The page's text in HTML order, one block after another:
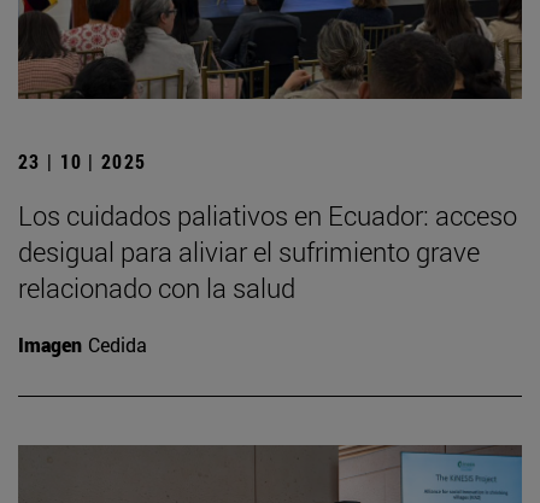
23 | 10 | 2025
Los cuidados paliativos en Ecuador: acceso
desigual para aliviar el sufrimiento grave
relacionado con la salud
Imagen Cedida